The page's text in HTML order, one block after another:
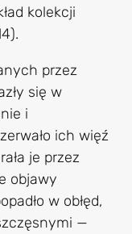
kolekcji
przez
się w
i
ich więź
je przez
objawy
w obłęd,
—